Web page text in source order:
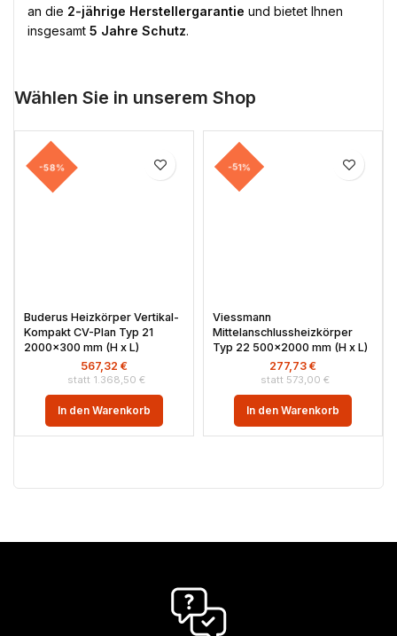
an die 2-jährige Herstellergarantie und bietet Ihnen
insgesamt 5 Jahre Schutz.
Wählen Sie in unserem Shop
-58%
Buderus Heizkörper Vertikal-
Kompakt CV-Plan Typ 21
2000×300 mm (H x L)
1.368,50 €
567,32 €
In den Warenkorb
-51%
Viessmann
Mittelanschlussheizkörper
Typ 22 500×2000 mm (H x L)
573,00 €
277,73 €
In den Warenkorb